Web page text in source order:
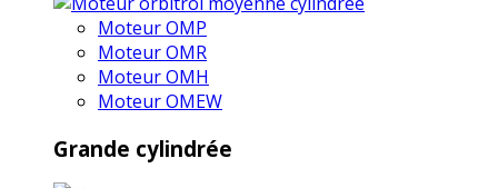
Moteur OMP
Moteur OMR
Moteur OMH
Moteur OMEW
Grande cylindrée